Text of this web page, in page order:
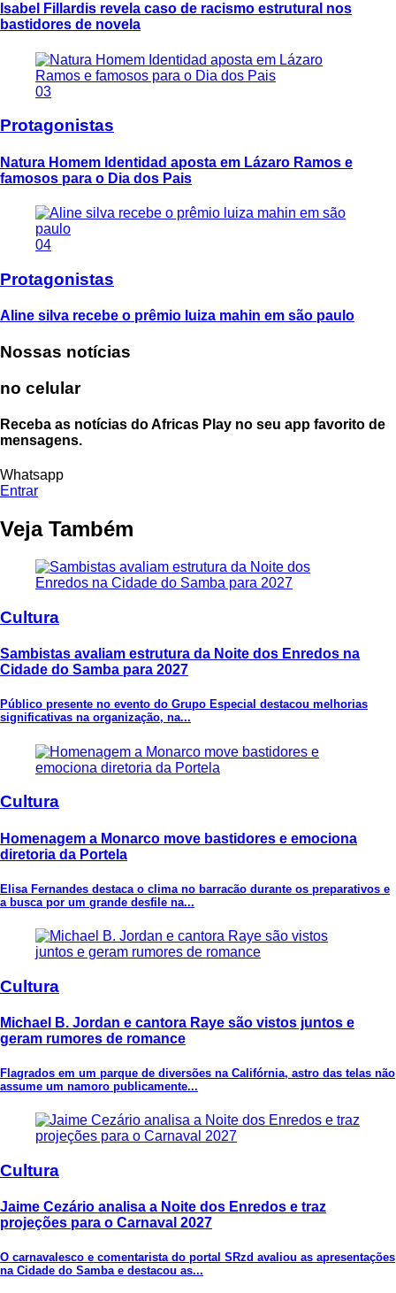
Isabel Fillardis revela caso de racismo estrutural nos
bastidores de novela
03
Protagonistas
Natura Homem Identidad aposta em Lázaro Ramos e
famosos para o Dia dos Pais
04
Protagonistas
Aline silva recebe o prêmio luiza mahin em são paulo
Nossas notícias
no celular
Receba as notícias do Africas Play no seu app favorito de
mensagens.
Whatsapp
Entrar
Veja Também
Cultura
Sambistas avaliam estrutura da Noite dos Enredos na
Cidade do Samba para 2027
Público presente no evento do Grupo Especial destacou melhorias
significativas na organização, na...
Cultura
Homenagem a Monarco move bastidores e emociona
diretoria da Portela
Elisa Fernandes destaca o clima no barracão durante os preparativos e
a busca por um grande desfile na...
Cultura
Michael B. Jordan e cantora Raye são vistos juntos e
geram rumores de romance
Flagrados em um parque de diversões na Califórnia, astro das telas não
assume um namoro publicamente...
Cultura
Jaime Cezário analisa a Noite dos Enredos e traz
projeções para o Carnaval 2027
O carnavalesco e comentarista do portal SRzd avaliou as apresentações
na Cidade do Samba e destacou as...